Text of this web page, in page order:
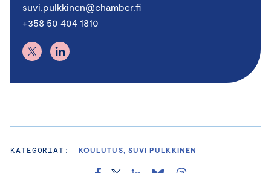
suvi.pulkkinen@chamber.fi
+358 50 404 1810
KATEGORIAT: KOULUTUS, SUVI PULKKINEN